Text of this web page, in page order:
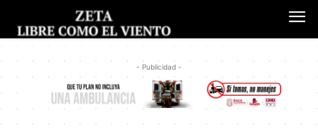
- Publicidad -